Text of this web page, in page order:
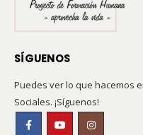
SÍGUENOS
Puedes ver lo que hacemos
Sociales. ¡Síguenos!